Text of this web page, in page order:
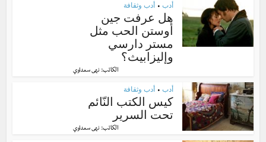
أدب • أدب وثقافة
هل عرفت جين
أوستن الحب مثل
مستر دارسي
وإليزابيث؟
الكاتب: نهى سعداوي
أدب • أدب وثقافة
كيس الكتب النّائم
تحت السرير
الكاتب: نهى سعداوي